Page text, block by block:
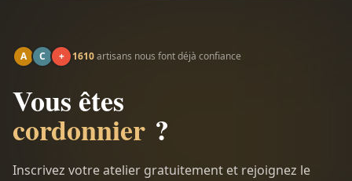
A C + 1610artisans nous font déjà confiance
Vous êtes
cordonnier ?
Inscrivez votre atelier gratuitement et rejoignez le